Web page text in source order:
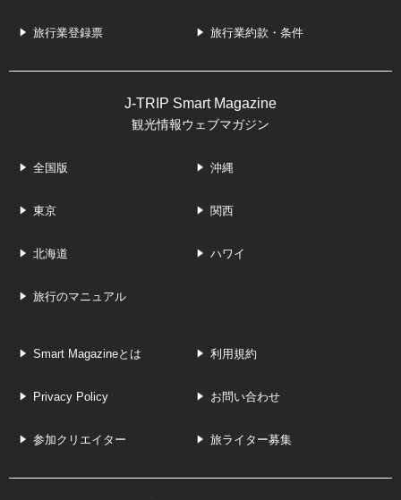
旅行業登録票 旅行業約款・条件
J-TRIP Smart Magazine
観光情報ウェブマガジン
全国版 沖縄
東京 関西
北海道 ハワイ
旅行のマニュアル
Smart Magazineとは 利用規約
Privacy Policy お問い合わせ
参加クリエイター 旅ライター募集